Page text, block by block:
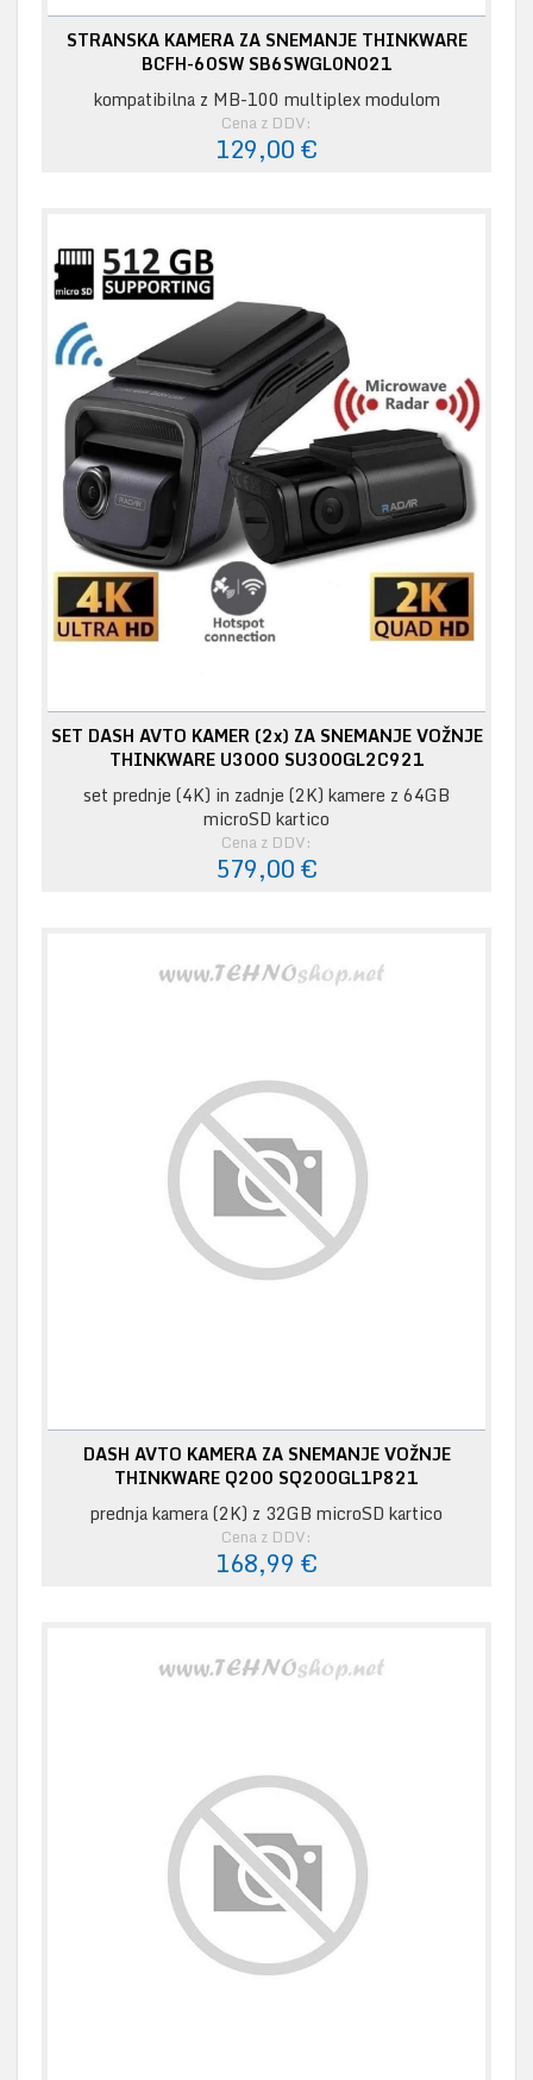
STRANSKA KAMERA ZA SNEMANJE THINKWARE
BCFH-60SW SB6SWGL0N021
kompatibilna z MB-100 multiplex modulom
Cena z DDV:
129,00 €
SET DASH AVTO KAMER (2x) ZA SNEMANJE VOŽNJE
THINKWARE U3000 SU300GL2C921
set prednje (4K) in zadnje (2K) kamere z 64GB
microSD kartico
Cena z DDV:
579,00 €
DASH AVTO KAMERA ZA SNEMANJE VOŽNJE
THINKWARE Q200 SQ200GL1P821
prednja kamera (2K) z 32GB microSD kartico
Cena z DDV:
168,99 €